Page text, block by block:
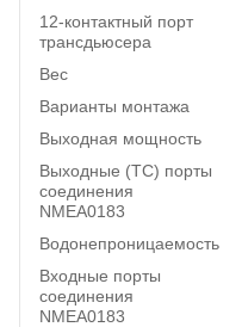
12-контактный порт
трансдьюсера
Вес
Варианты монтажа
Выходная мощность
Выходные (ТС) порты
соединения
NMEA0183
Водонепроницаемость
Входные порты
соединения
NMEA0183